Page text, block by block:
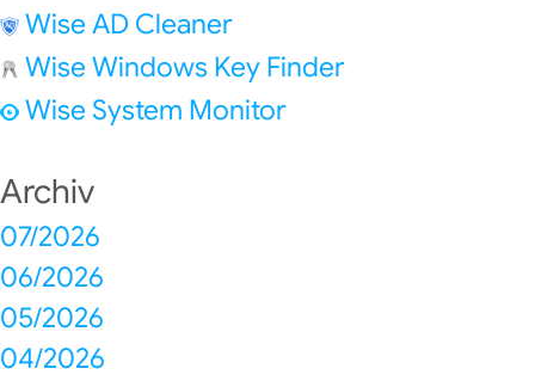
Wise AD Cleaner
Wise Windows Key Finder
Wise System Monitor
Archiv
07/2026
06/2026
05/2026
04/2026